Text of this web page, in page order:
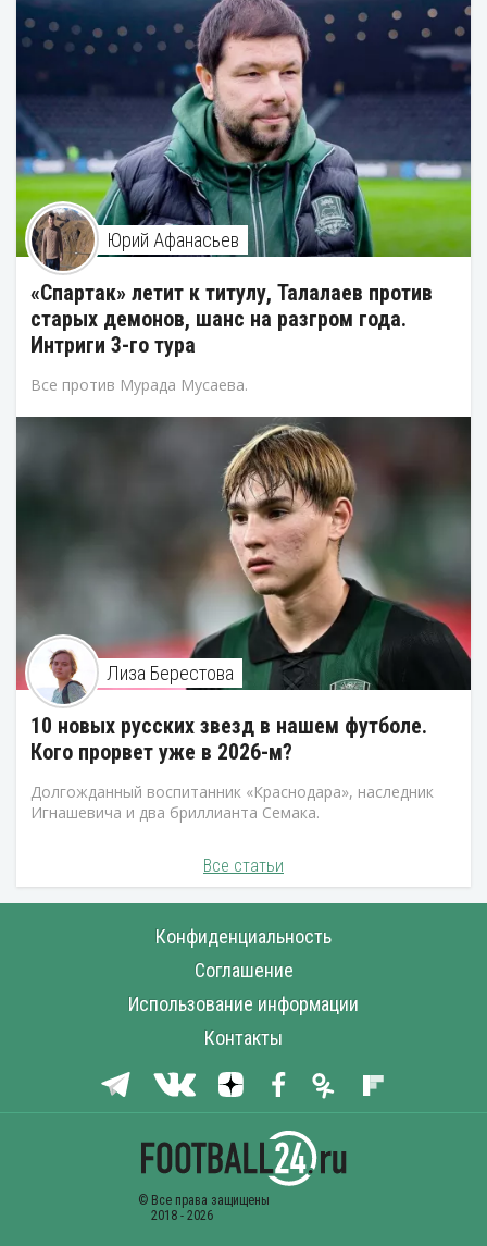
Юрий Афанасьев
«Спартак» летит к титулу, Талалаев против
старых демонов, шанс на разгром года.
Интриги 3-го тура
Все против Мурада Мусаева.
Лиза Берестова
10 новых русских звезд в нашем футболе.
Кого прорвет уже в 2026-м?
Долгожданный воспитанник «Краснодара», наследник
Игнашевича и два бриллианта Семака.
Все статьи
Конфиденциальность
Соглашение
Использование информации
Контакты